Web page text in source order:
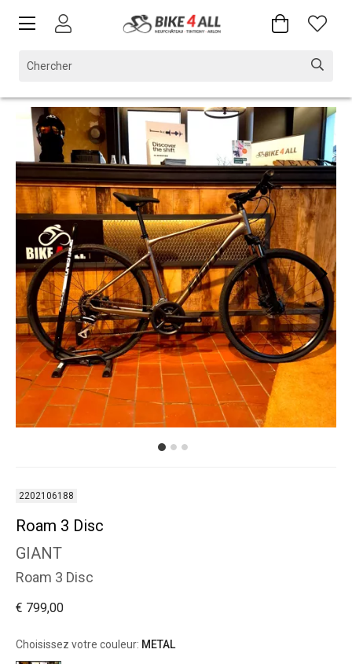
2202106188
Roam 3 Disc
GIANT
Roam 3 Disc
€ 799,00
Choisissez votre couleur: METAL